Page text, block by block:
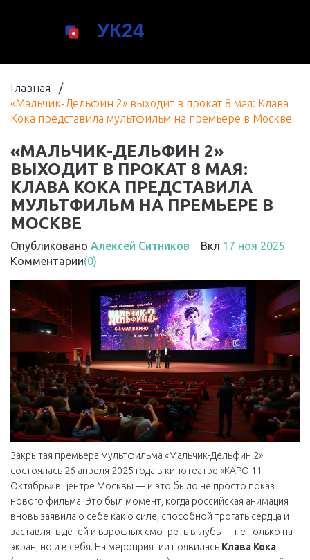
Главная /
«Мальчик-Дельфин 2» выходит в прокат 8 мая: Клава
Кока представила мультфильм на премьере в Москве
«МАЛЬЧИК-ДЕЛЬФИН 2»
ВЫХОДИТ В ПРОКАТ 8 МАЯ:
КЛАВА КОКА ПРЕДСТАВИЛА
МУЛЬТФИЛЬМ НА ПРЕМЬЕРЕ В
МОСКВЕ
Опубликовано Алексей Ситников Вкл 17 ноя 2025
Комментарии(0)
Закрытая премьера мультфильма «Мальчик-Дельфин 2»
состоялась 26 апреля 2025 года в кинотеатре «КАРО 11
Октябрь» в центре Москвы — и это было не просто показ
нового фильма. Это был момент, когда российская анимация
вновь заявила о себе как о силе, способной трогать сердца и
заставлять детей и взрослых смотреть вглубь — не только на
экран, но и в себя. На мероприятии появилась Клава Кока